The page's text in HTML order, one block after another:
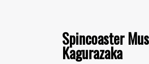
Spincoaster
Kagurazaka